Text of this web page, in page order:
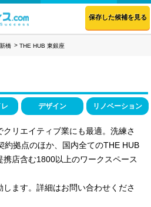
保存した候補を見る
新橋 THE HUB 東銀座
デザイン リノベーション
リエイティブ業にも最適。洗練さ
約拠点のほか、国内全てのTHE HUB
店含む1800以上のワークスペース
ます。詳細はお問い合わせくださ